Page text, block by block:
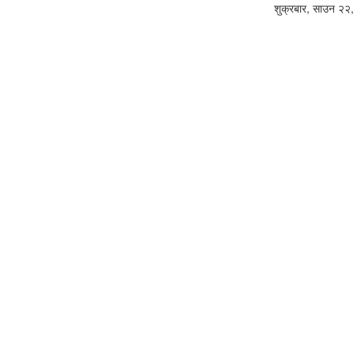
शुक्रबार, साउन २२,